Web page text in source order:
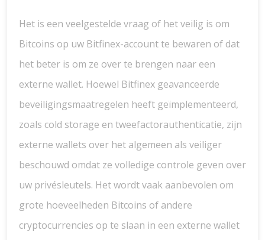
Het is een veelgestelde vraag of het veilig is om
Bitcoins op uw Bitfinex-account te bewaren of dat
het beter is om ze over te brengen naar een
externe wallet. Hoewel Bitfinex geavanceerde
beveiligingsmaatregelen heeft geïmplementeerd,
zoals cold storage en tweefactorauthenticatie, zijn
externe wallets over het algemeen als veiliger
beschouwd omdat ze volledige controle geven over
uw privésleutels. Het wordt vaak aanbevolen om
grote hoeveelheden Bitcoins of andere
cryptocurrencies op te slaan in een externe wallet